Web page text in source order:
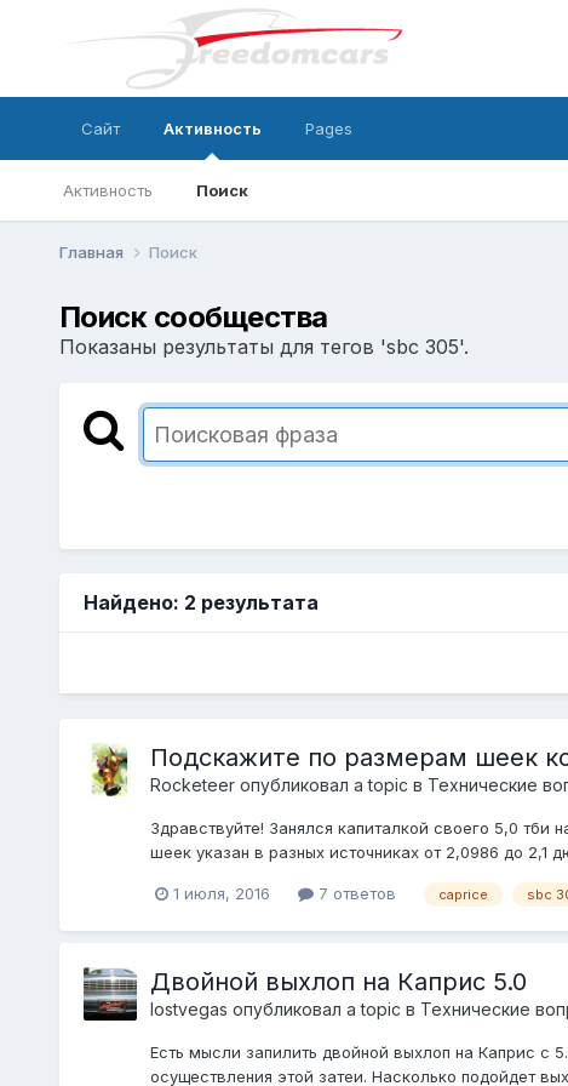
Сайт Активность
Активность Поиск
Pages
Главная Поиск
Поиск сообщества
Показаны результаты для тегов 'sbc 305'.
Найдено: 2 результата
Подскажите по размерам шеек
Rocketeerопубликовал a topic в Технические
Здравствуйте! Занялся капиталкой своего 5,0
шеек указан в разных источниках от 2,0986 до
1 июля, 2016 7 ответов caprice sbc
Двойной выхлоп на Каприс 5.0
lostvegas опубликовал a topic в Технические
Есть мысли запилить двойной выхлоп на Каприс с
осуществления этой затеи. Насколько подойдет